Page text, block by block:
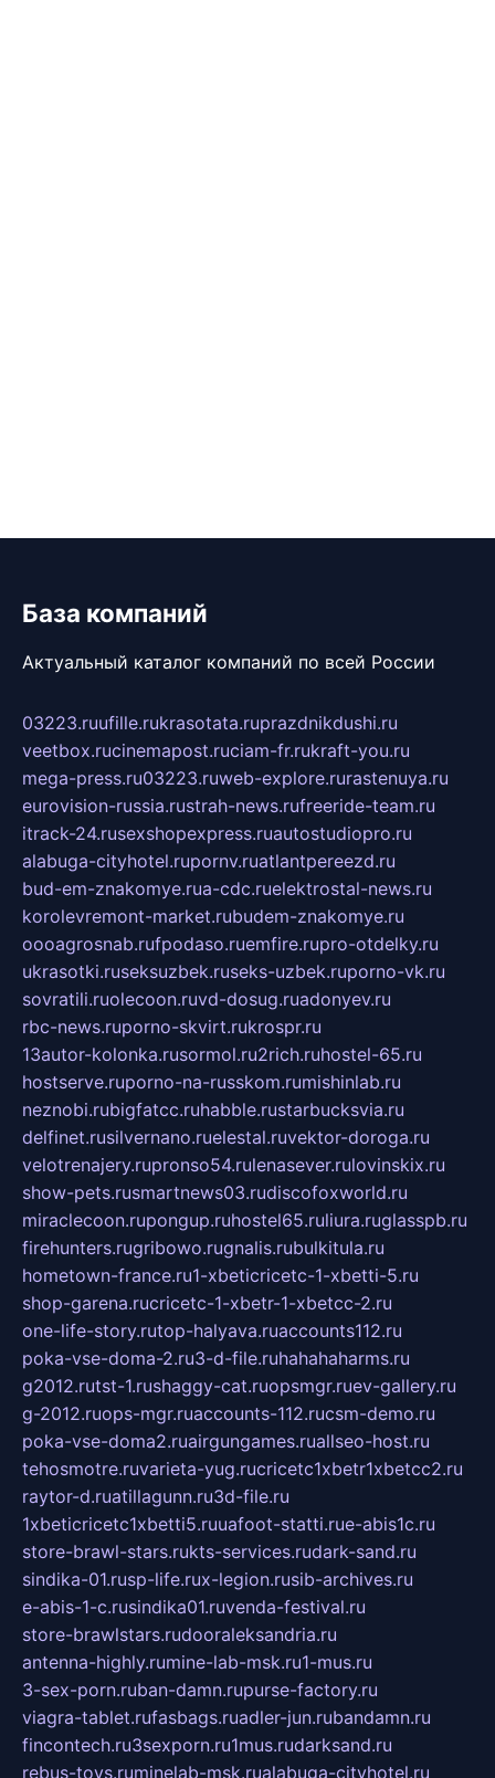
База компаний
Актуальный каталог компаний по всей России
03223.ruufille.rukrasotata.ruprazdnikdushi.ru
veetbox.rucinemapost.ruciam-fr.rukraft-you.ru
mega-press.ru03223.ruweb-explore.rurastenuya.ru
eurovision-russia.rustrah-news.rufreeride-team.ru
itrack-24.rusexshopexpress.ruautostudiopro.ru
alabuga-cityhotel.rupornv.ruatlantpereezd.ru
bud-em-znakomye.rua-cdc.ruelektrostal-news.ru
korolevremont-market.rubudem-znakomye.ru
oooagrosnab.rufpodaso.ruemfire.rupro-otdelky.ru
ukrasotki.ruseksuzbek.ruseks-uzbek.ruporno-vk.ru
sovratili.ruolecoon.ruvd-dosug.ruadonyev.ru
rbc-news.ruporno-skvirt.rukrospr.ru
13autor-kolonka.rusormol.ru2rich.ruhostel-65.ru
hostserve.ruporno-na-russkom.rumishinlab.ru
neznobi.rubigfatcc.ruhabble.rustarbucksvia.ru
delfinet.rusilvernano.ruelestal.ruvektor-doroga.ru
velotrenajery.rupronso54.rulenasever.rulovinskix.ru
show-pets.rusmartnews03.rudiscofoxworld.ru
miraclecoon.rupongup.ruhostel65.ruliura.ruglasspb.ru
firehunters.rugribowo.rugnalis.rubulkitula.ru
hometown-france.ru1-xbeticricetc-1-xbetti-5.ru
shop-garena.rucricetc-1-xbetr-1-xbetcc-2.ru
one-life-story.rutop-halyava.ruaccounts112.ru
poka-vse-doma-2.ru3-d-file.ruhahahaharms.ru
g2012.rutst-1.rushaggy-cat.ruopsmgr.ruev-gallery.ru
g-2012.ruops-mgr.ruaccounts-112.rucsm-demo.ru
poka-vse-doma2.ruairgungames.ruallseo-host.ru
tehosmotre.ruvarieta-yug.rucricetc1xbetr1xbetcc2.ru
raytor-d.ruatillagunn.ru3d-file.ru
1xbeticricetc1xbetti5.ruuafoot-statti.rue-abis1c.ru
store-brawl-stars.rukts-services.rudark-sand.ru
sindika-01.rusp-life.rux-legion.rusib-archives.ru
e-abis-1-c.rusindika01.ruvenda-festival.ru
store-brawlstars.rudooraleksandria.ru
antenna-highly.rumine-lab-msk.ru1-mus.ru
3-sex-porn.ruban-damn.rupurse-factory.ru
viagra-tablet.rufasbags.ruadler-jun.rubandamn.ru
fincontech.ru3sexporn.ru1mus.rudarksand.ru
rebus-toys.ruminelab-msk.rualabuga-cityhotel.ru